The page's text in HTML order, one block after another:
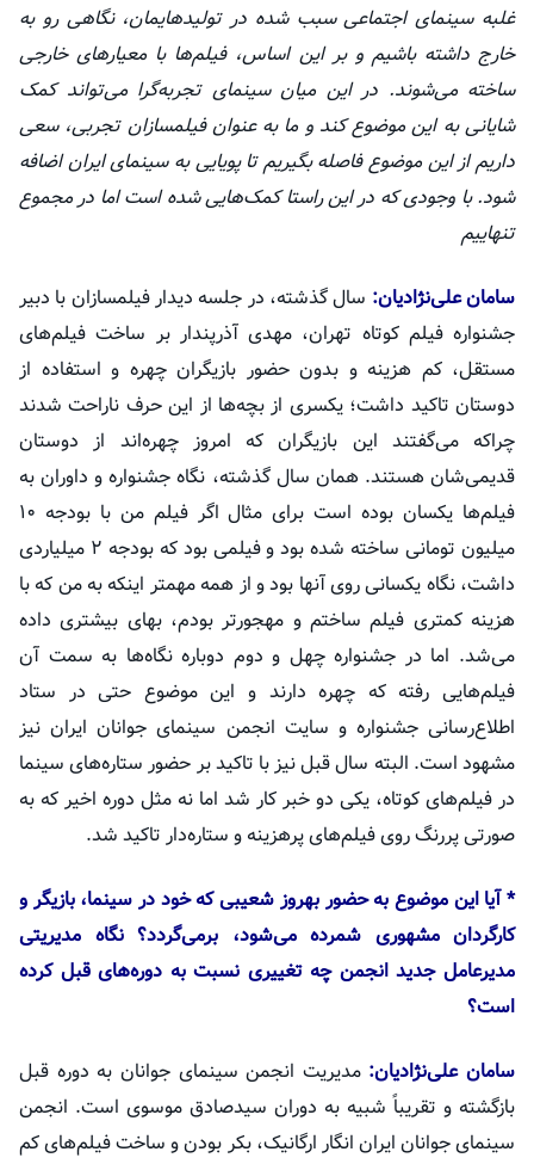
غلبه سینمای اجتماعی سبب شده درتولیدهایمان، نگاهی رو به
خارج داشته باشیم و بر این اساس، فیلم‌ها با معیارهای خارجی
ساخته می‌شوند. در این میان سینمای تجربه‌گرا می‌تواند کمک
شایانی به این موضوع کند و ما به عنوان فیلمسازان تجربی، سعی
داریم از این موضوع فاصله بگیریم تا پویایی به سینمای ایران اضافه
شود. با وجودی که در این راستا کمک‌هایی شده است اما در مجموع
تنهاییم
سامان علی‌نژادیان: سال گذشته، در جلسه دیدار فیلمسازان با دبیر
جشنواره فیلم کوتاه تهران، مهدیآذرپندار بر ساخت فیلم‌های
مستقل، کم هزینه و بدون حضور بازیگران چهره و استفاده از
دوستان تاکید داشت؛ یکسری از بچه‌ها از این حرف ناراحت شدند
چراکه می‌گفتند این بازیگران که امروز چهره‌اند از دوستان
قدیمی‌شان هستند. همان سال گذشته، نگاه جشنواره و داوران به
فیلم‌ها یکسان بوده است برای مثال اگر فیلم من با بودجه ۱۰
میلیون تومانی ساخته شده بود و فیلمی بود که بودجه ۲ میلیاردی
داشت، نگاه یکسانی روی آنها بود و از همهمهمتر اینکه به من که با
هزینه کمتری فیلم ساختم و مهجورتر بودم، بهای بیشتری داده
می‌شد. اما در جشنواره چهل و دوم دوباره نگاه‌ها به سمت آن
فیلم‌هایی رفته که چهره دارند و این موضوع حتی در ستاد
اطلاع‌رسانی جشنواره و سایت انجمن سینمای جوانان ایران نیز
مشهود است. البته سال قبل نیز با تاکید بر حضور ستاره‌های سینما
در فیلم‌های کوتاه، یکی دو خبر کار شد اما نه مثل دوره اخیر که به
صورتی پررنگ روی فیلم‌های پرهزینه و ستاره‌دار تاکید شد.
* آیا این موضوع به حضور بهروز شعیبی که خود در سینما، بازیگر و
کارگردان مشهوری شمرده می‌شود، برمی‌گردد؟ نگاه مدیریتی
مدیرعامل جدید انجمن چه تغییری نسبت به دوره‌های قبل کرده
است؟
سامان علی‌نژادیان: مدیریت انجمن سینمای جوانان به دوره قبل
بازگشته و تقریباً شبیه به دوران سیدصادق موسوی است. انجمن
سینمای جوانان ایران انگار ارگانیک، بکر بودن و ساخت فیلم‌های کم